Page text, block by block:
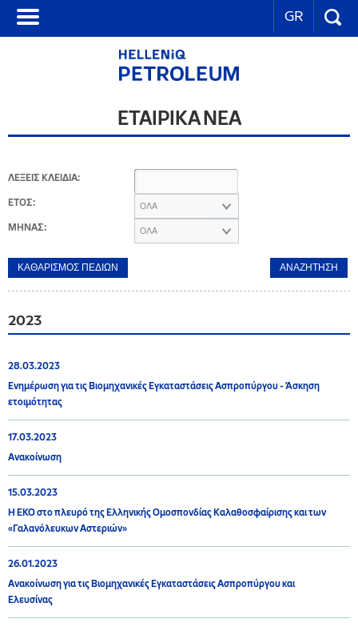
GR
ΕΤΑΙΡΙΚΑ ΝΕΑ
ΛΕΞΕΙΣ ΚΛΕΙΔΙΑ:
ΕΤΟΣ: ΟΛΑ
ΜΗΝΑΣ: ΟΛΑ
2023
28.03.2023
Ενημέρωση για τις Βιομηχανικές Εγκαταστάσεις Ασπροπύργου - Άσκηση
ετοιμότητας
17.03.2023
Ανακοίνωση
15.03.2023
Η ΕΚΟ στο πλευρό της Ελληνικής Ομοσπονδίας Καλαθοσφαίρισης και των
«Γαλανόλευκων Αστεριών»
26.01.2023
Ανακοίνωση για τις Βιομηχανικές Εγκαταστάσεις Ασπροπύργου και
Ελευσίνας